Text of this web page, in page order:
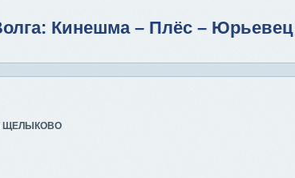
Кинешма – Плёс –
ЩЕЛЫКОВО